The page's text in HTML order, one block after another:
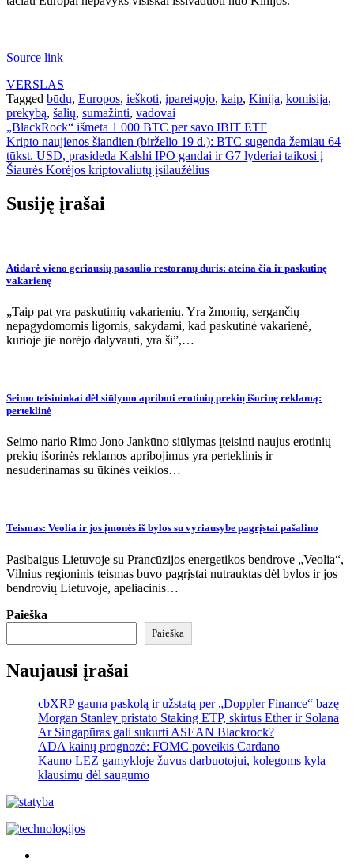
Source link
VERSLAS
Tagged būdų, Europos, ieškoti, įpareigojo, kaip, Kinija, komisija,
prekybą, šalių, sumažinti, vadovai
Navigacija
tarp
įrašų
„BlackRock“ išmeta 1 000 BTC per savo IBIT ETF
Kripto naujienos šiandien (birželio 19 d.): BTC sugenda žemiau 64
tūkst. USD, prasideda Kalshi IPO gandai ir G7 lyderiai taikosi į
Šiaurės Korėjos kriptovaliutų įsilaužėlius
Susiję įrašai
Atidarė vieno geriausių pasaulio restoranų duris: ateina čia ir paskutinę
vakarienę
„Taip pat yra paskutinių vakarienių. Yra žmonių, sergančių
nepagydomomis ligomis, sakydami, kad paskutinė vakarienė,
kurioje jie norėjo dalyvauti, yra ši”,…
Seimo teisininkai dėl siūlymo apriboti erotinių prekių išorinę reklamą:
perteklinė
Seimo nario Rimo Jono Jankūno siūlymas įteisinti naujus erotinių
prekių išorinės reklamos apribojimus yra perteklinis ir
nesuderinamas su ūkinės veiklos…
Teismas: Veolia ir jos įmonės iš bylos su vyriausybe pagrįstai pašalino
Pasibaigus Lietuvoje su Prancūzijos energetikos bendrove „Veolia“,
Vilnius regioninis teismas buvo pagrįstai nutrauktas dėl bylos ir jos
bendrovių Lietuvoje, apeliacinis…
Paieška
Paieška
Naujausi įrašai
cbXRP gauna paskolą ir užstatą per „Doppler Finance“ bazę
Morgan Stanley pristato Staking ETP, skirtus Ether ir Solana
Ar Singapūras gali sukurti ASEAN Blackrock?
ADA kainų prognozė: FOMC poveikis Cardano
Kauno LEZ gamykloje žuvus darbuotojui, kolegoms kyla
klausimų dėl saugumo